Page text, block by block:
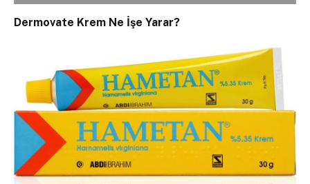
Dermovate Krem Ne İşe Yarar?